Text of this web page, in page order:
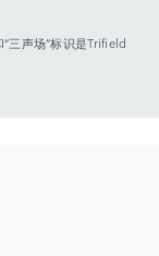
声场”标识是Trifield